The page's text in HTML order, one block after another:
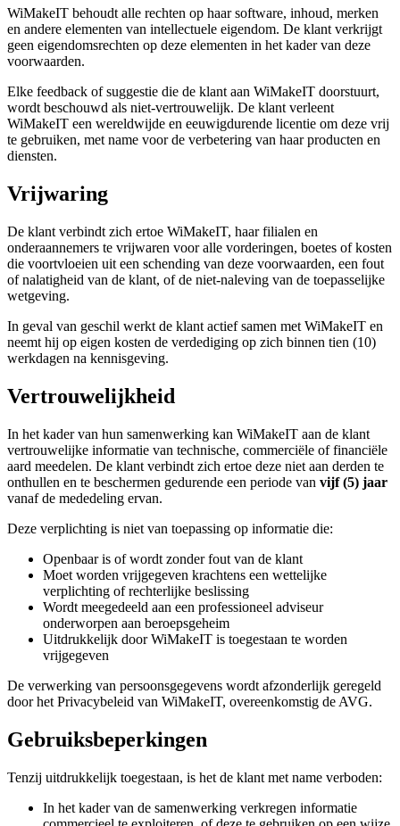
WiMakeIT behoudt alle rechten op haar software, inhoud, merken
en andere elementen van intellectuele eigendom. De klant verkrijgt
geen eigendomsrechten op deze elementen in het kader van deze
voorwaarden.
Elke feedback of suggestie die de klant aan WiMakeIT doorstuurt,
wordt beschouwd als niet-vertrouwelijk. De klant verleent
WiMakeIT een wereldwijde en eeuwigdurende licentie om deze vrij
te gebruiken, met name voor de verbetering van haar producten en
diensten.
Vrijwaring
De klant verbindt zich ertoe WiMakeIT, haar filialen en
onderaannemers te vrijwaren voor alle vorderingen, boetes of kosten
die voortvloeien uit een schending van deze voorwaarden, een fout
of nalatigheid van de klant, of de niet-naleving van de toepasselijke
wetgeving.
In geval van geschil werkt de klant actief samen met WiMakeIT en
neemt hij op eigen kosten de verdediging op zich binnen tien (10)
werkdagen na kennisgeving.
Vertrouwelijkheid
In het kader van hun samenwerking kan WiMakeIT aan de klant
vertrouwelijke informatie van technische, commerciële of financiële
aard meedelen. De klant verbindt zich ertoe deze niet aan derden te
onthullen en te beschermen gedurende een periode van vijf (5) jaar
vanaf de mededeling ervan.
Deze verplichting is niet van toepassing op informatie die:
Openbaar is of wordt zonder fout van de klant
Moet worden vrijgegeven krachtens een wettelijke
verplichting of rechterlijke beslissing
Wordt meegedeeld aan een professioneel adviseur
onderworpen aan beroepsgeheim
Uitdrukkelijk door WiMakeIT is toegestaan te worden
vrijgegeven
De verwerking van persoonsgegevens wordt afzonderlijk geregeld
door het Privacybeleid van WiMakeIT, overeenkomstig de AVG.
Gebruiksbeperkingen
Tenzij uitdrukkelijk toegestaan, is het de klant met name verboden:
In het kader van de samenwerking verkregen informatie